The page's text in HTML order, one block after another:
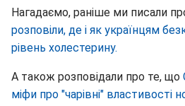
Нагадаємо, раніше ми писали
розповіли, де і як українцям
рівень холестерину.
А також розповідали про те, що
міфи про "чарівні" властивості